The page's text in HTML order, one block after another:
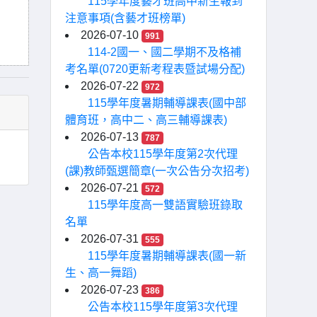
注意事項(含藝才班榜單)
2026-07-10
991
114-2國一、國二學期不及格補
考名單(0720更新考程表暨試場分配)
2026-07-22
972
115學年度暑期輔導課表(國中部
體育班，高中二、高三輔導課表)
2026-07-13
787
公告本校115學年度第2次代理
(課)教師甄選簡章(一次公告分次招考)
2026-07-21
572
115學年度高一雙語實驗班錄取
名單
2026-07-31
555
115學年度暑期輔導課表(國一新
生、高一舞蹈)
2026-07-23
386
公告本校115學年度第3次代理